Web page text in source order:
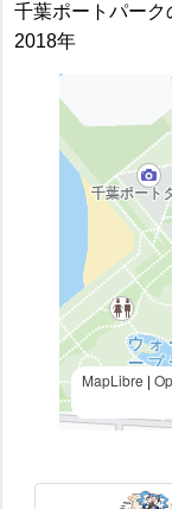
千葉ポートパーク
2018年
MapLibre |